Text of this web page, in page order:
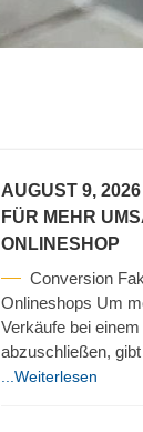
AUGUST 9, 2026
FÜR MEHR
ONLINESHOP
Conversion
Onlineshops Um
Verkäufe bei
abzuschließen,
...Weiterlesen